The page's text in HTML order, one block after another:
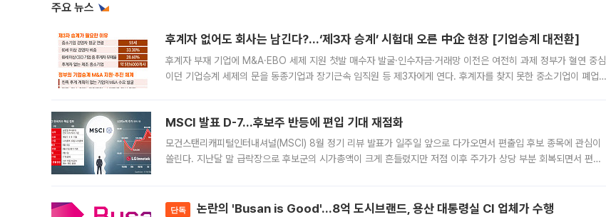
주요 뉴스
후계자 없어도 회사는 남긴다?…‘제3자 승계’ 시험대 오른 中企 현장 [기업승계 대전환]
후계자 부재 기업에 M&A·EBO 세제 지원 첫발 매수자 발굴·인수자금·거래망 이전은 여전히 과제 정부가 혈연 중심
이던 기업승계 세제의 문을 동종기업과 장기근속 임직원 등 제3자에게 연다. 후계자를 찾지 못한 중소기업이 폐업
MSCI 발표 D-7…후보주 반등에 편입 기대 재점화
모건스탠리캐피털인터내셔널(MSCI) 8월 정기 리뷰 발표가 일주일 앞으로 다가오면서 편출입 후보 종목에 관심이
쏠린다. 지난달 말 급락장으로 후보군의 시가총액이 크게 흔들렸지만 저점 이후 주가가 상당 부분 회복되면서 편입
단독 논란의 'Busan is Good'…8억 도시브랜드, 용산 대통령실 CI 업체가 수행